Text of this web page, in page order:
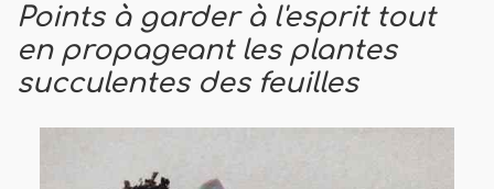
Points à garder à l'esprit tout
en propageant les plantes
succulentes des feuilles